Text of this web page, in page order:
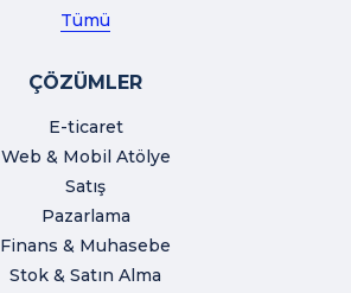
Tümü
ÇÖZÜMLER
E-ticaret
Web & Mobil Atölye
Satış
Pazarlama
Finans & Muhasebe
Stok & Satın Alma